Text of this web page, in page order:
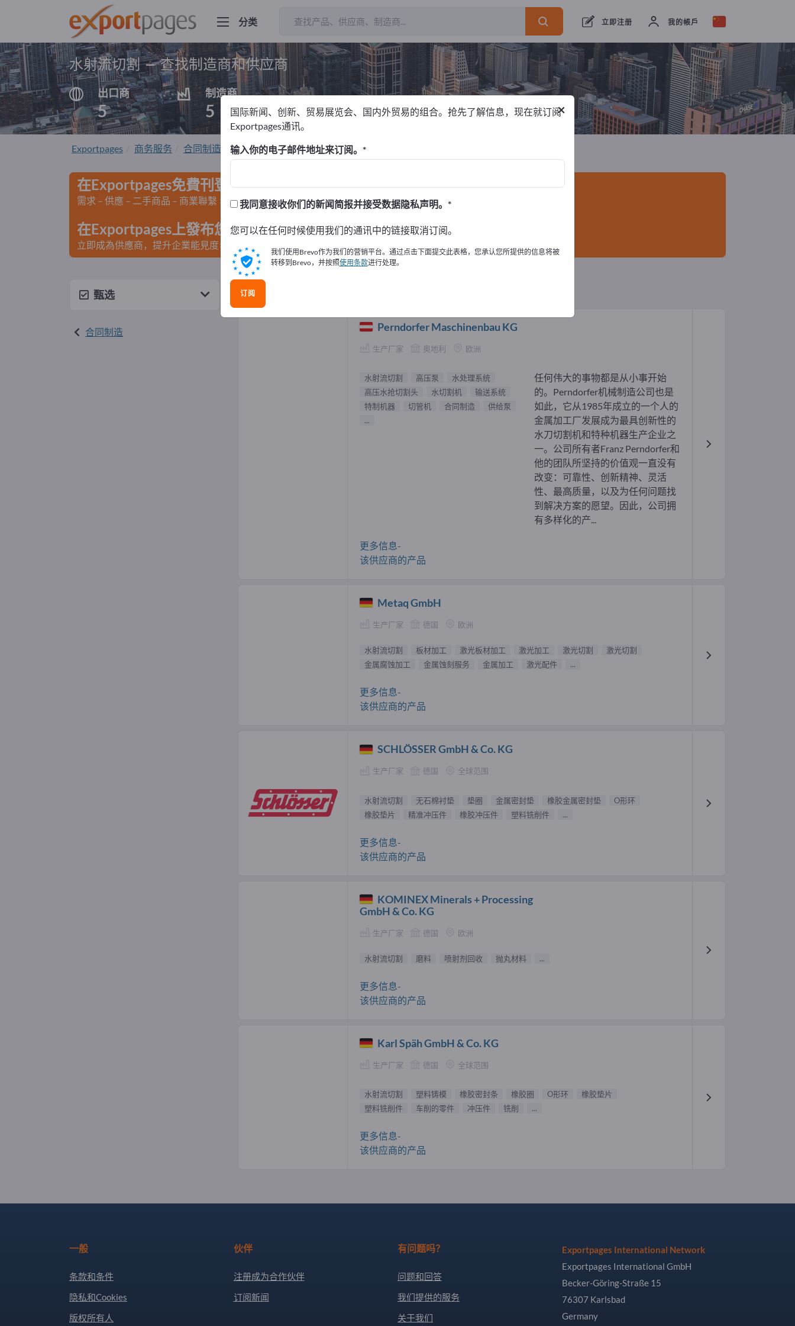
分类 立即注册 我的帳戶
水射流切割 – 查找制造商和供应商
出口商
5
制造商
5
出口商5 制造商
Exportpages 商务服务 合同制造 水射流切割
在Exportpages免費刊登廣告！
需求 – 供應 – 二手商品 – 商業聯繫 >> 由此開始
在Exportpages上發布您的公司與產品資訊。
立即成為供應商，提升企業能見度>> 點此發布資訊
甄选
合同制造
水射流切割 供應商 (5)
Perndorfer Maschinenbau KG
生产厂家 奥地利 欧洲
水射流切割 高压泵
水处理系统
高压水抢切割头
水切割机
输送系统
特制机器
切管机 合同制造
供给泵
...
任何伟大的事物都是从小事开始
的。Perndorfer机械制造公司也是
如此，它从1985年成立的一个人的
金属加工厂发展成为最具创新性的
水刀切割机和特种机器生产企业之
一。公司所有者Franz Perndorfer和
他的团队所坚持的价值观一直没有
改变：可靠性、创新精神、灵活
性、最高质量，以及为任何问题找
到解决方案的愿望。因此，公司拥
有多样化的产...
更多信息-
该供应商的产品
Metaq GmbH
生产厂家 德国 欧洲
水射流切割 板材加工 激光板材加工 激光加工 激光切割
激光切割
金属腐蚀加工
金属蚀刻服务 金属加工 激光配件 ...
更多信息-
该供应商的产品
SCHLÖSSER GmbH & Co. KG
生产厂家 德国 全球范围
水射流切割 无石棉衬垫 垫圈 金属密封垫 橡胶金属密封垫
O形环
橡胶垫片
精准冲压件 橡胶冲压件 塑料铣削件 ...
更多信息-
该供应商的产品
KOMINEX Minerals + Processing
GmbH & Co. KG
生产厂家 德国 欧洲
水射流切割 磨料 喷射剂回收 抛丸材料 ...
更多信息-
该供应商的产品
Karl Späh GmbH & Co. KG
生产厂家 德国 全球范围
水射流切割 塑料铸模 橡胶密封条 橡胶圈 O形环
橡胶垫片
塑料铣削件
车削的零件 冲压件 铣削 ...
更多信息-
该供应商的产品
一般
条款和条件
隐私和Cookies
版权所有人
伙伴
注册成为合作伙伴
订阅新闻
有问题吗？
问题和回答
我们提供的服务
关于我们
Exportpages International Network
Exportpages International GmbH
Becker-Göring-Straße 15
76307 Karlsbad
Germany
×
国际新闻、创新、贸易展览会、国内外贸易的组合。抢先了解信息，现在就订阅
Exportpages通讯。
输入你的电子邮件地址来订阅。
我同意接收你们的新闻简报并接受数据隐私声明。
您可以在任何时候使用我们的通讯中的链接取消订阅。
我们使用Brevo作为我们的营销平台。通过点击下面提交此表格，您承认您所提供的信息将被
转移到Brevo，并按照使用条款进行处理。
订阅